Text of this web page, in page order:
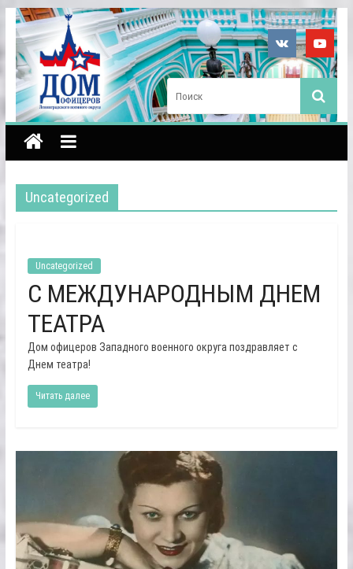
Uncategorized
Uncategorized
С МЕЖДУНАРОДНЫМ ДНЕМ
ТЕАТРА
Дом офицеров Западного военного округа поздравляет с
Днем театра!
Читать далее